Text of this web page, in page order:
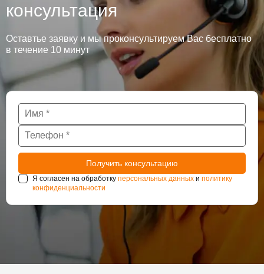
консультация
Оставтье заявку и мы проконсультируем Вас бесплатно
в течение 10 минут
Я согласен на обработку персональных данных и политику
конфиденциальности